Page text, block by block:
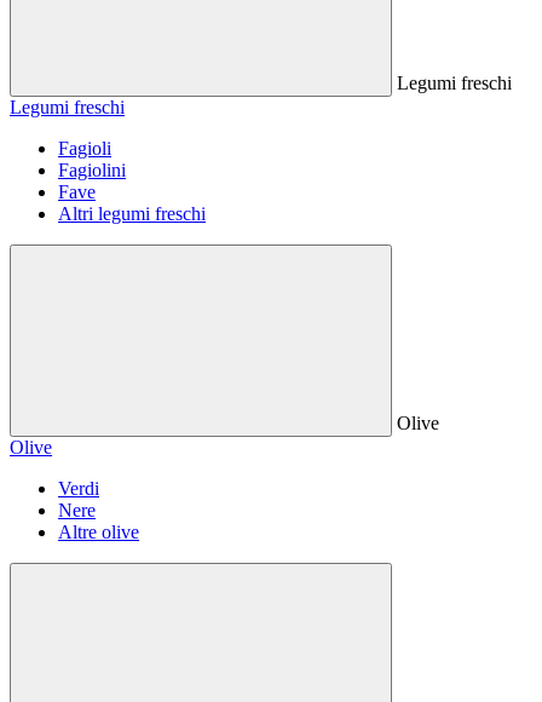
Legumi freschi
Legumi freschi
Fagioli
Fagiolini
Fave
Altri legumi freschi
Olive
Olive
Verdi
Nere
Altre olive